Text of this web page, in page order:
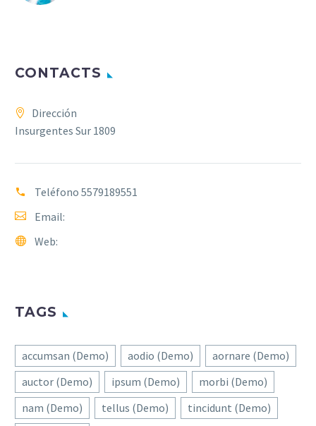
CONTACTS
Dirección
Insurgentes Sur 1809
Teléfono 5579189551
Email:
Web:
TAGS
accumsan (Demo) aodio (Demo)
aornare (Demo)
auctor (Demo)
ipsum (Demo)
morbi (Demo)
nam (Demo)
tellus (Demo)
tincidunt (Demo)